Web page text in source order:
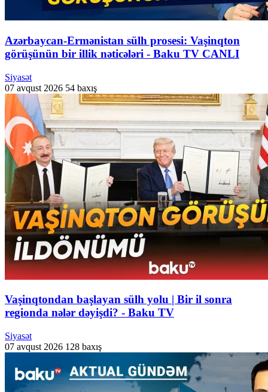
Azərbaycan-Ermənistan sülh prosesi: Vaşinqton
görüşünün bir illik nəticələri - Baku TV CANLI
Siyasət
07 avqust 2026 54 baxış
Vaşinqtondan başlayan sülh yolu | Bir il sonra
regionda nələr dəyişdi? - Baku TV
Siyasət
07 avqust 2026 128 baxış